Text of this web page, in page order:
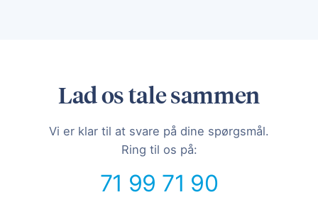
Lad os tale sammen
Vi er klar til at svare på dine spørgsmål.
Ring til os på:
71 99 71 90